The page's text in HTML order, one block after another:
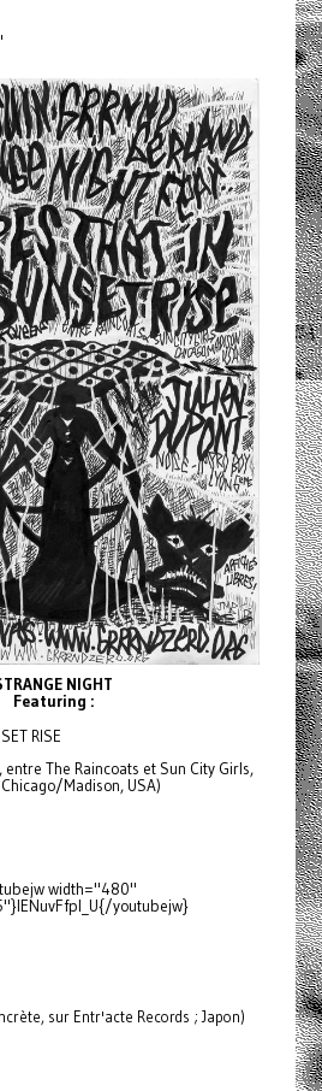
NIGHT
Featuring :
RISE
entre The Raincoats et Sun City Girls,
Madison, USA)
width="480"
youtubejw}
sur Entr'acte Records ; Japon)